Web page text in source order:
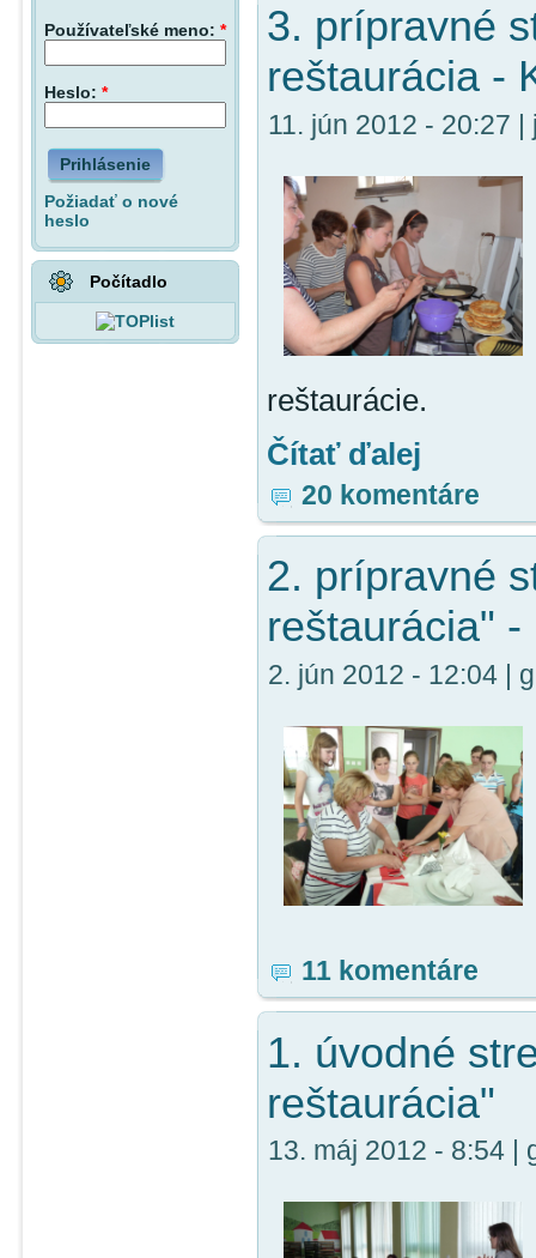
Používateľské meno: *
Heslo: *
Prihlásenie
Požiadať o nové
heslo
Počítadlo
3. prípravné
reštaurácia -
11. jún 2012 - 20:27 |
reštaurácie.
Čítať ďalej
20 komentáre
2. prípravné
reštaurácia"
2. jún 2012 - 12:04 |
11 komentáre
1. úvodné
reštaurácia"
13. máj 2012 - 8:54 |